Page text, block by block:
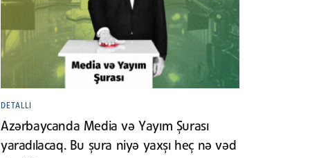
DETALLI
Azərbaycanda Media və Yayım Şurası
yaradılacaq. Bu şura niyə yaxşı heç nə vəd